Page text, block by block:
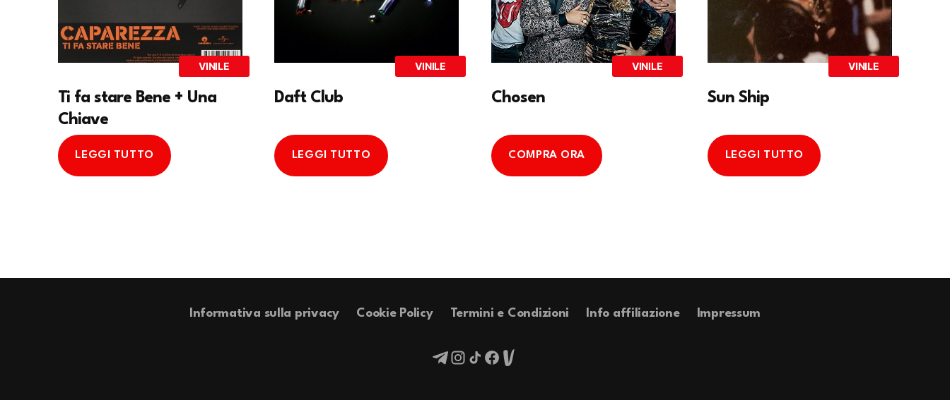
VINILE
Ti fa stare Bene + Una
Chiave
LEGGI TUTTO
VINILE
Daft Club
LEGGI TUTTO
VINILE
Chosen
COMPRA ORA
VINILE
Sun Ship
LEGGI TUTTO
Informativa sulla privacy Cookie Policy Termini e Condizioni Info affiliazione Impressum